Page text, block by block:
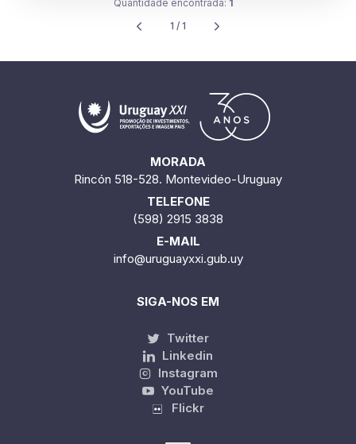
Quantidade encontrada: 1
1 / 1
MORADA
Rincón 518-528. Montevideo-Uruguay
TELEFONE
(598) 2915 3838
E-MAIL
info@uruguayxxi.gub.uy
SIGA-NOS EM
Twitter
Linkedin
Instagram
YouTube
Flickr